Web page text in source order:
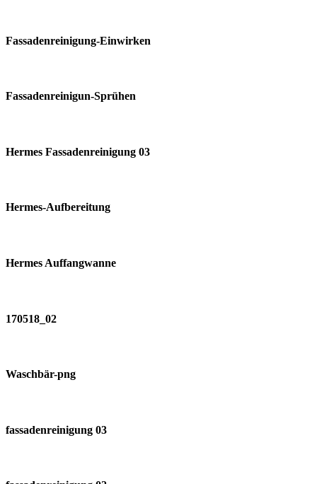
Fassadenreinigung-Einwirken
Fassadenreinigun-Sprühen
Hermes Fassadenreinigung 03
Hermes-Aufbereitung
Hermes Auffangwanne
170518_02
Waschbär-png
fassadenreinigung 03